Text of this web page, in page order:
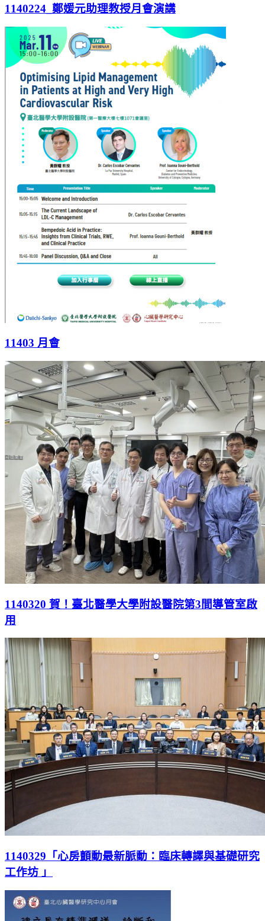
1140224_鄭媛元助理教授月會演講
11403 月會
1140320 賀！臺北醫學大學附設醫院第3間導管室啟
用
1140329「心房顫動最新脈動：臨床轉譯與基礎研究
工作坊 」